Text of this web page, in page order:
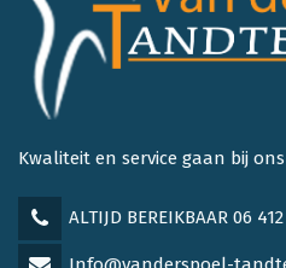
Kwaliteit en service gaan bij
ALTIJD BEREIKBAAR 06